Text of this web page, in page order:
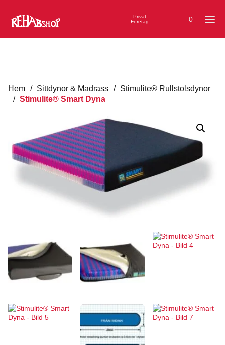
0
Privat
Företag
Hem / Sittdynor & Madrass / Stimulite® Rullstolsdynor
/ Stimulite® Smart Dyna